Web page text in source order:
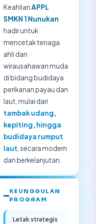
KeahlianAPPL
SMKN 1 Nunukan
hadir untuk
mencetak tenaga
ahli dan
wirausahawan muda
di bidang budidaya
perikanan payau dan
laut, mulai dari
tambak udang,
kepiting, hingga
budidaya rumput
laut , secara modern
dan berkelanjutan.
KEUNGGULAN
PROGRAM
Letak strategis